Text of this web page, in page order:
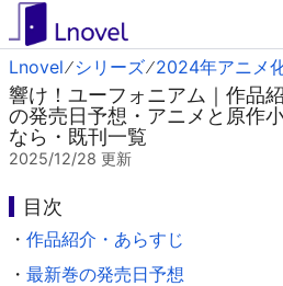
Lnovel シリーズ 2024年アニメ
響け！ユーフォニアム｜作品
の発売日予想・アニメと原作
なら・既刊一覧
2025/12/28 更新
目次
・ 作品紹介・あらすじ
・ 最新巻の発売日予想